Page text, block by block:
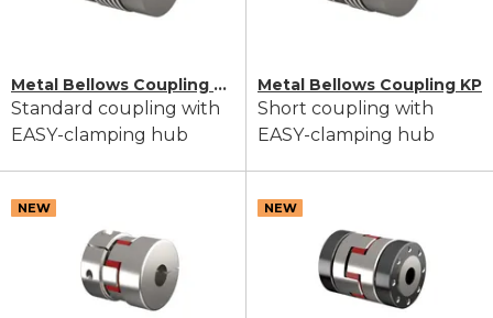
Metal Bellows Coupling KM
Standard coupling with
EASY-clamping hub
Metal Bellows Coupling KP
Short coupling with
EASY-clamping hub
NEW NEW